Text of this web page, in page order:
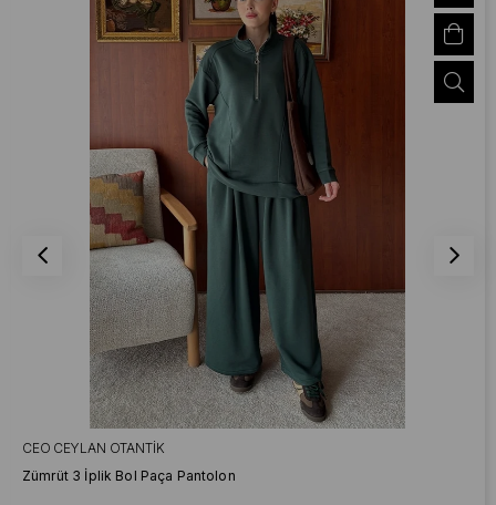
CEO CEYLAN OTANTIK
Zümrüt 3 İplik Bol Paça Pantolon